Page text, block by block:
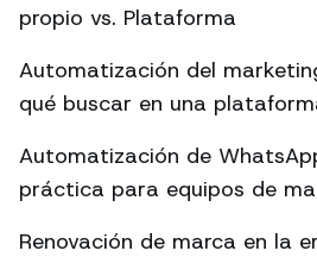
propio vs. Plataforma
Automatización del
qué buscar en una
Automatización de
práctica para equipos de
Renovación de marca en la